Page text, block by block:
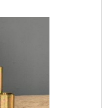
design completo de